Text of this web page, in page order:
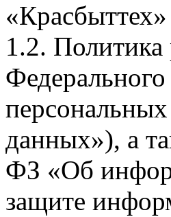
1.2. Политика
данных»), а
ФЗ «Об
защите